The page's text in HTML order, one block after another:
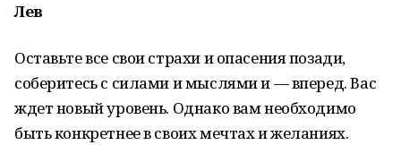
Лев
Оставьте все свои страхи и опасения позади,
соберитесь с силами и мыслями и — вперед. Вас
ждет новый уровень. Однако вам необходимо
быть конкретнее в своих мечтах и желаниях.